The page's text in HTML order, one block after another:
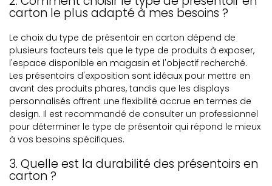
carton le plus adapté à mes besoins ?
Le choix du type de présentoir en carton dépend de
plusieurs facteurs tels que le type de produits à exposer,
l'espace disponible en magasin et l'objectif recherché.
Les présentoirs d'exposition sont idéaux pour mettre en
avant des produits phares, tandis que les displays
personnalisés offrent une flexibilité accrue en termes de
design. Il est recommandé de consulter un professionnel
pour déterminer le type de présentoir qui répond le mieux
à vos besoins spécifiques.
3. Quelle est la durabilité des présentoirs en
carton ?